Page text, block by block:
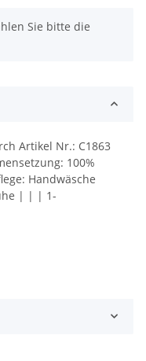
Sie bitte die
Artikel Nr.: C1863
100%
Handwäsche
| | | 1-